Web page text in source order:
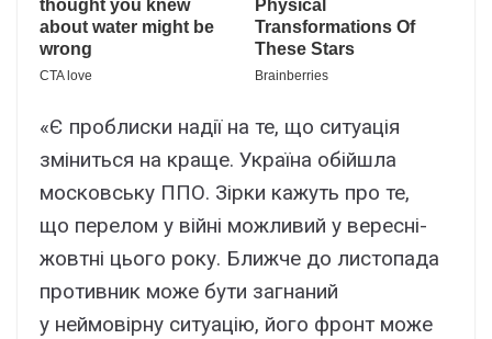
«Є проблиски надії на те, що ситуація
зміниться на краще. Україна обійшла
московську ППО. Зірки кажуть про те,
що перелом у війні можливий у вересні-
жовтні цього року. Ближче до листопада
противник може бути загнаний
у неймовірну ситуацію, його фронт може